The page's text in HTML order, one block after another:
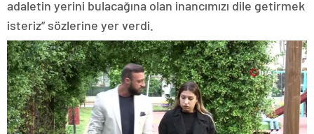
adaletin yerini bulacağına olan inancımızı dile getirmek
isteriz” sözlerine yer verdi.